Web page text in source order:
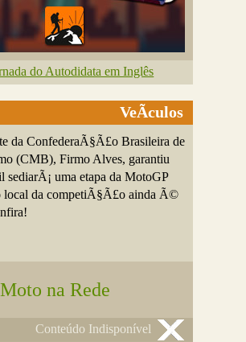
do Autodidata em Inglês
VeÃ­culos
da ConfederaÃ§Ã£o Brasileira de
(CMB), Firmo Alves, garantiu
sediarÃ¡ uma etapa da MotoGP
local da competiÃ§Ã£o ainda Ã©
Moto na Rede
Conteúdo Indisponível